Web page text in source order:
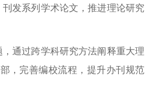
发系列学术论文，推进理论研究
通过跨学科研究方法阐释重大理
，完善编校流程，提升办刊规范